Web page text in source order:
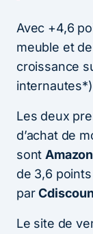
Avec +4,6
meuble et
croissance
Les deux
d’achat de
sont Amazon
de 3,6
par
Le site de